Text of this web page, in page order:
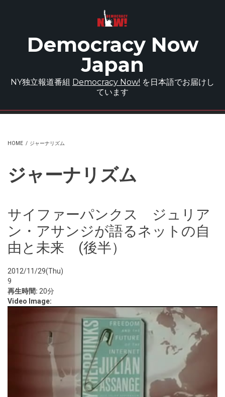
Democracy Now
Japan
NY独立報道番組 Democracy Now! を日本語でお届けし
ています
HOME / ジャーナリズム
ジャーナリズム
サイファーパンクス ジュリア
ン・アサンジが語るネットの自
由と未来 (後半）
2012/11/29(Thu)
9
再生時間: 20分
Video Image: